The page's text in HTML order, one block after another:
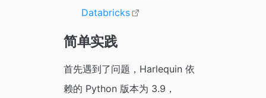
Databricks
简单实践
首先遇到了问题，Harlequin 依
赖的 Python 版本为 3.9，